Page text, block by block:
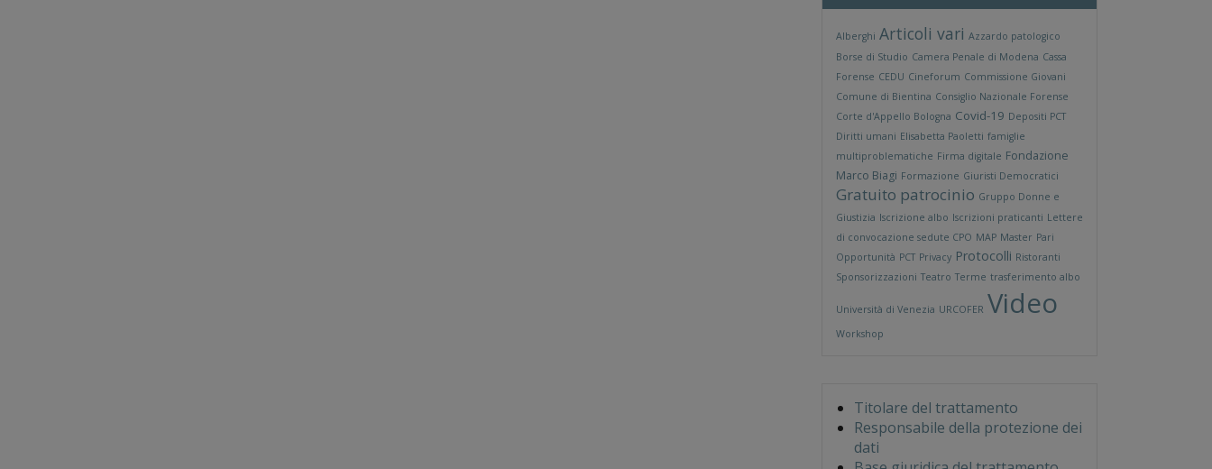
Alberghi Articoli vari Azzardo patologico
Borse di Studio Camera Penale di Modena Cassa
Forense CEDU Cineforum Commissione Giovani
Comune di Bientina Consiglio Nazionale Forense
Corte d'Appello Bologna Covid-19 Depositi PCT
Diritti umani Elisabetta Paoletti famiglie
multiproblematiche Firma digitale Fondazione
Marco Biagi Formazione Giuristi Democratici
Gratuito patrocinio Gruppo Donne e
Giustizia Iscrizione albo Iscrizioni praticanti Lettere
di convocazione sedute CPO MAP Master Pari
Opportunità PCT Privacy Protocolli Ristoranti
Sponsorizzazioni Teatro Terme trasferimento albo
Università di Venezia URCOFER Video
Workshop
Titolare del trattamento
Responsabile della protezione dei
dati